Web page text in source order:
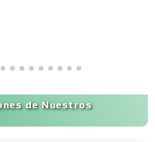
de Nuestros